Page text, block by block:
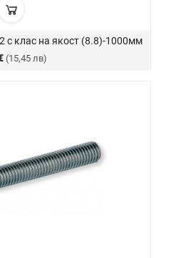
клас на якост (8.8)-1000мм
(15,45 лв)